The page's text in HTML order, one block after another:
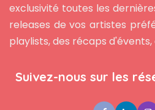
exclusivité toutes les
releases de vos artistes
playlists, des récaps d'évents,
Suivez-nous sur les